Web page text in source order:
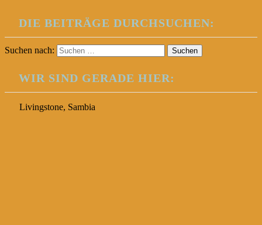
DIE BEITRÄGE DURCHSUCHEN:
Suchen nach:
WIR SIND GERADE HIER:
Livingstone, Sambia